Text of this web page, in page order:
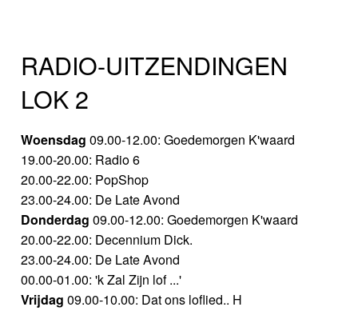
RADIO-UITZENDINGEN
LOK 2
Woensdag 09.00-12.00: Goedemorgen K'waard
19.00-20.00: Radio 6
20.00-22.00: PopShop
23.00-24.00: De Late Avond
Donderdag 09.00-12.00: Goedemorgen K'waard
20.00-22.00: Decennium Dick.
23.00-24.00: De Late Avond
00.00-01.00: 'k Zal Zijn lof ...'
Vrijdag 09.00-10.00: Dat ons loflied.. H